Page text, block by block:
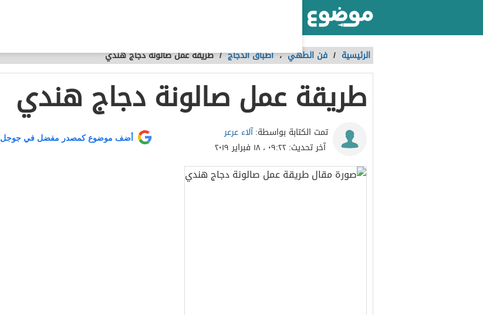
الرئيسية / فن الطهي،أطباق الدجاج /طريقة عمل صالونة دجاج هندي
طريقة عمل صالونة دجاج هندي
تمت الكتابة بواسطة:آلاء عرعر
آخر تحديث:٠٩:٢٢ ، ١٨ فبراير ٢٠١٩
أضف موضوع كمصدر مفضل في جوجل